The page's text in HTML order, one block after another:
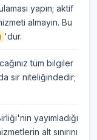
yapın; aktif
almayın. Bu
'dur.
tüm bilgiler
sır niteliğindedir;
yayımladığı
alt sınırını